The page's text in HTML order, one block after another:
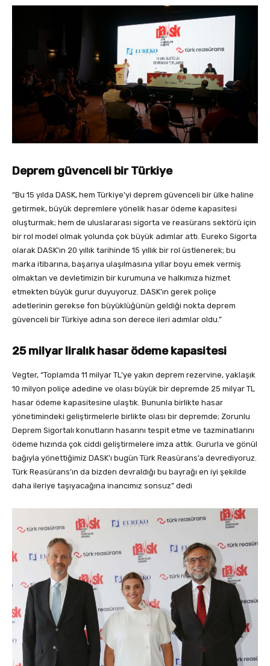
Deprem güvenceli bir Türkiye
“Bu 15 yılda DASK, hem Türkiye’yi deprem güvenceli bir ülke haline
getirmek, büyük depremlere yönelik hasar ödeme kapasitesi
oluşturmak; hem de uluslararası sigorta ve reasürans sektörü için
bir rol model olmak yolunda çok büyük adımlar attı. Eureko Sigorta
olarak DASK’ın 20 yıllık tarihinde 15 yıllık bir rol üstlenerek; bu
marka itibarına, başarıya ulaşılmasına yıllar boyu emek vermiş
olmaktan ve devletimizin bir kurumuna ve halkımıza hizmet
etmekten büyük gurur duyuyoruz. DASK’ın gerek poliçe
adetlerinin gerekse fon büyüklüğünün geldiği nokta deprem
güvenceli bir Türkiye adına son derece ileri adımlar oldu.”
25 milyar liralık hasar ödeme kapasitesi
Vegter, “Toplamda 11 milyar TL’ye yakın deprem rezervine, yaklaşık
10 milyon poliçe adedine ve olası büyük bir depremde 25 milyar TL
hasar ödeme kapasitesine ulaştık. Bununla birlikte hasar
yönetimindeki geliştirmelerle birlikte olası bir depremde; Zorunlu
Deprem Sigortalı konutların hasarını tespit etme ve tazminatlarını
ödeme hızında çok ciddi geliştirmelere imza attık. Gururla ve gönül
bağıyla yönettiğimiz DASK’ı bugün Türk Reasürans’a devrediyoruz.
Türk Reasürans’ın da bizden devraldığı bu bayrağı en iyi şekilde
daha ileriye taşıyacağına inancımız sonsuz” dedi